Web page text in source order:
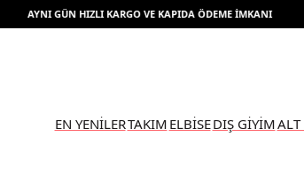
AYNI GÜN HIZLI KARGO VE KAPIDA ÖDEME İMKANI
EN YENİLERTAKIM ELBİSEDIŞ GİYİM